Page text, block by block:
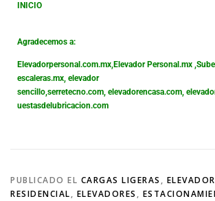
INICIO
Agradecemos a:
Elevadorpersonal.com.mx,Elevador Personal.mx ,Sube
escaleras.mx, elevador
sencillo,serretecno.com, elevadorencasa.com,
uestasdelubricacion.com
PUBLICADO EL CARGAS LIGERAS, ELEVADOR
RESIDENCIAL, ELEVADORES,